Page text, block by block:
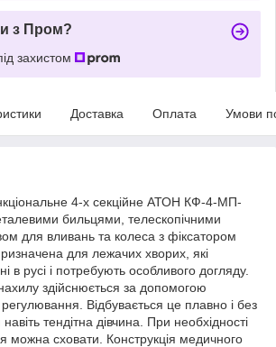
з Пром?
захистом
Доставка Оплата Умови
4-х секційне АТОН КФ-4-МП-
бильцями, телескопічними
для вливань та колеса з фіксатором
для лежачих хворих, які
в русі і потребують особливого догляду.
здійснюється за допомогою
Відбувається це плавно і без
тендітна дівчина. При необхідності
можна сховати. Конструкція медичного